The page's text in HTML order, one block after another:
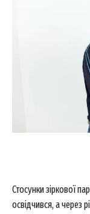
Стосунки зіркової
освідчився, а через